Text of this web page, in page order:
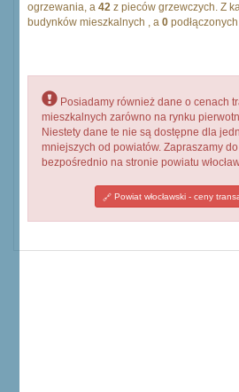
ogrzewania, a 42 z pieców grzewczych. Z
budynków mieszkalnych , a 0
Posiadamy również dane o cenach
mieszkalnych zarówno na rynku
Niestety dane te nie są dostępne dla
mniejszych od powiatów. Zapraszamy
bezpośrednio na stronie powiatu
Powiat włocławski - ceny